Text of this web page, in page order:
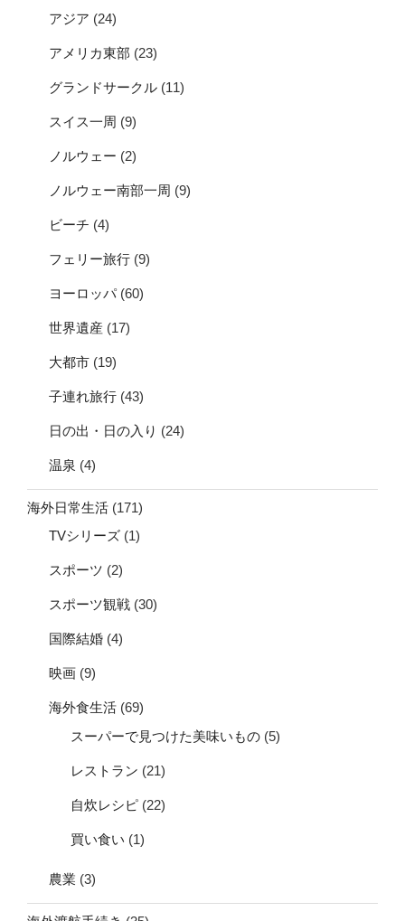
アジア (24)
アメリカ東部 (23)
グランドサークル (11)
スイス一周 (9)
ノルウェー (2)
ノルウェー南部一周 (9)
ビーチ (4)
フェリー旅行 (9)
ヨーロッパ(60)
世界遺産 (17)
大都市 (19)
子連れ旅行 (43)
日の出・日の入り (24)
温泉 (4)
海外日常生活 (171)
TVシリーズ (1)
スポーツ (2)
スポーツ観戦 (30)
国際結婚 (4)
映画 (9)
海外食生活 (69)
スーパーで見つけた美味いもの (5)
レストラン (21)
自炊レシピ (22)
買い食い (1)
農業 (3)